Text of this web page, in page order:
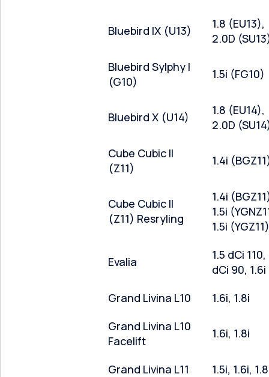
Bluebird IX (U13)
1.8 (EU13),
2.0D
Bluebird Sylphy I
(G10)
1.5i (FG10)
Bluebird X (U14)
1.8 (EU14),
2.0D
Cube Cubic II
(Z11)
1.4i
Cube Cubic II
(Z11) Resryling
1.4i
1.5i
1.5i (YGZ11)
Evalia
1.5 dCi 110,
dCi 90, 1.6i
Grand Livina L10
1.6i, 1.8i
Grand Livina L10
Facelift
1.6i, 1.8i
Grand Livina L11
1.5i, 1.6i,